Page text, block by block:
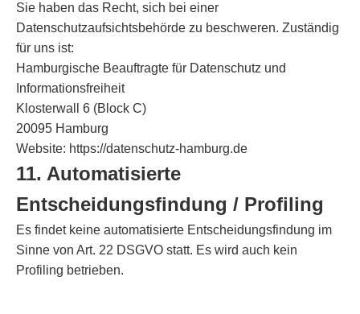
Sie haben das Recht, sich bei einer
Datenschutzaufsichtsbehörde zu beschweren. Zuständig
für uns ist:
Hamburgische Beauftragte für Datenschutz und
Informationsfreiheit
Klosterwall 6 (Block C)
20095 Hamburg
Website: https://datenschutz-hamburg.de
11. Automatisierte
Entscheidungsfindung / Profiling
Es findet keine automatisierte Entscheidungsfindung im
Sinne von Art. 22 DSGVO statt. Es wird auch kein
Profiling betrieben.